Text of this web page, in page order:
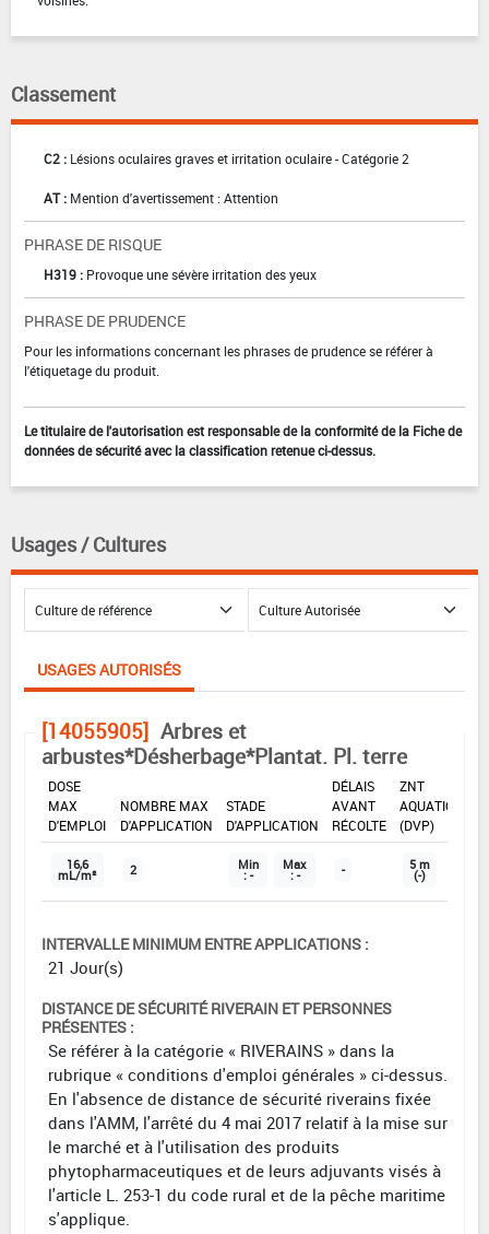
Classement
C2 : Lésions oculaires graves et irritation oculaire - Catégorie 2
AT : Mention d'avertissement : Attention
PHRASE DE RISQUE
H319 : Provoque une sévère irritation des yeux
PHRASE DE PRUDENCE
Pour les informations concernant les phrases de prudence se référer à
l'étiquetage du produit.
Le titulaire de l'autorisation est responsable de la conformité de la Fiche de
données de sécurité avec la classification retenue ci-dessus.
Usages / Cultures
USAGES AUTORISÉS
[14055905] Arbres et
arbustes*Désherbage*Plantat. Pl. terre
DOSE
MAX
D'EMPLOI
NOMBRE MAX
D'APPLICATION
STADE
D'APPLICATION
DÉLAIS
AVANT
RÉCOLTE
ZNT
AQUATIQUE
(DVP)
16,6
mL/m² 2 Min
: -
Max
: - - 5 m
(-)
INTERVALLE MINIMUM ENTRE APPLICATIONS :
21 Jour(s)
DISTANCE DE SÉCURITÉ RIVERAIN ET PERSONNES
PRÉSENTES :
Se référer à la catégorie « RIVERAINS » dans la
rubrique « conditions d'emploi générales » ci-dessus.
En l'absence de distance de sécurité riverains fixée
dans l'AMM, l'arrêté du 4 mai 2017 relatif à la mise sur
le marché et à l'utilisation des produits
phytopharmaceutiques et de leurs adjuvants visés à
l'article L. 253-1 du code rural et de la pêche maritime
s'applique.